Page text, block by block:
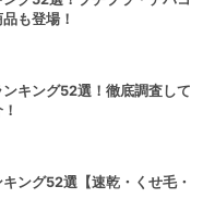
も登場！
キング52選！徹底調査して
ング52選【速乾・くせ毛・